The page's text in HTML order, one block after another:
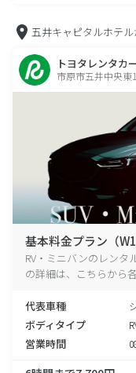
五井キャピタルホテル
トヨタレンタカ
市原市五井中央東
基本料金プラン（W1
RV・ミニバンのレンタ
の詳細は、こちらから
代表車種
ボディタイプ
営業時間